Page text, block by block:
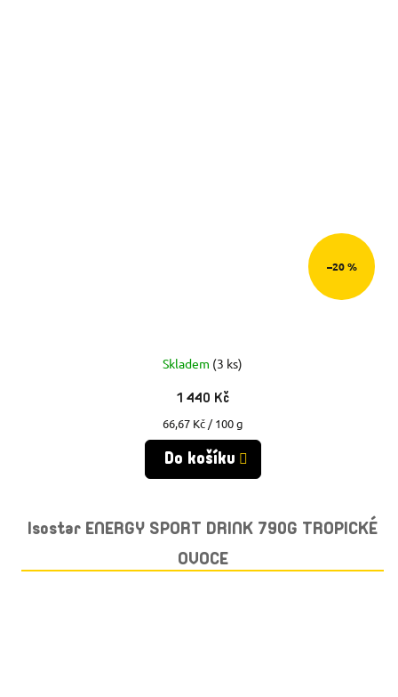
–20 %
Skladem (3 ks)
1 440 Kč
Měrná
cena:
66,67 Kč / 100 g
Do košíku
Isostar ENERGY SPORT DRINK 790G TROPICKÉ
OVOCE